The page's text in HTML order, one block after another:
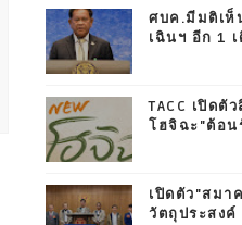
ศบค.มีมติเห็
เฉินฯ อีก 1
TACC เปิดตั
โฮจิฉะ"ต้อน
เปิดตัว"สมา
วัตถุประสง